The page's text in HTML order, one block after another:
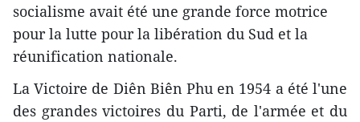
socialisme avait été une grande force motrice
pour la lutte pour la libération du Sud et la
réunification nationale.
La Victoire de Diên Biên Phu en 1954 a été l'une
des grandes victoires du Parti, de l'armée et du